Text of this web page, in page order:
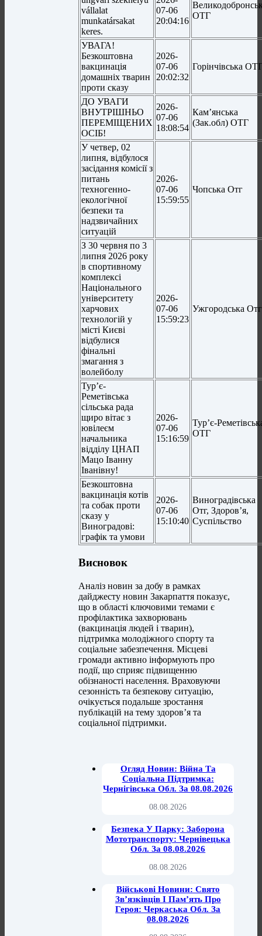
vállalat
munkatársakat
keres.
07-06
20:04:16
ОТГ
УВАГА!
Безкоштовна
вакцинація
домашніх тварин
проти сказу
2026-
07-06
20:02:32
Горінчівська
ДО УВАГИ
ВНУТРІШНЬО
ПЕРЕМІЩЕНИХ
ОСІБ!
2026-
07-06
18:08:54
Кам’янська
(Зак.обл) ОТГ
У четвер, 02
липня, відбулося
засідання комісії з
питань
техногенно-
екологічної
безпеки та
надзвичайних
ситуацій
2026-
07-06
15:59:55
Чопська Отг
З 30 червня по 3
липня 2026 року
в спортивному
комплексі
Національного
університету
харчових
технологій у
місті Києві
відбулися
фінальні
змагання з
волейболу
2026-
07-06
15:59:23
Ужгородська Отг
Турʼє-
Реметівська
сільська рада
щиро вітає з
ювілеєм
начальника
відділу ЦНАП
Мацо Іванну
Іванівну!
2026-
07-06
15:16:59
Тур’є-
ОТГ
Безкоштовна
вакцинація котів
та собак проти
сказу у
Виноградові:
графік та умови
2026-
07-06
15:10:40
Виноградівська
Отг, Здоров’я,
Суспільство
Висновок
Аналіз новин за добу в рамках
дайджесту новин Закарпаття показує,
що в області ключовими темами є
профілактика захворювань
(вакцинація людей і тварин),
підтримка молодіжного спорту та
соціальне забезпечення. Місцеві
громади активно інформують про
події, що сприяє підвищенню
обізнаності населення. Враховуючи
сезонність та безпекову ситуацію,
очікується подальше зростання
публікацій на тему здоров’я та
соціальної підтримки.
Огляд Новин: Війна Та
Соціальна Підтримка:
Чернігівська Обл. За 08.08.2026
08.08.2026
Безпека У Парку: Заборона
Мототранспорту: Чернівецька
Обл. За 08.08.2026
08.08.2026
Військові Новини: Свято
Зв’язківців І Пам’ять Про
Героя: Черкаська Обл. За
08.08.2026